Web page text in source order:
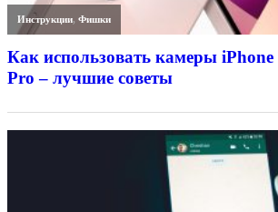
Инструкции,Фишки
Как использовать камеры iPhone
Pro – лучшие советы